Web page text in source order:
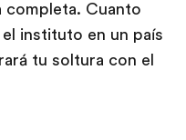
completa. Cuanto
instituto en un país
tu soltura con el